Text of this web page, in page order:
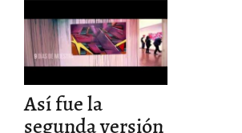
Antídoto 2
Así fue la
segunda versión